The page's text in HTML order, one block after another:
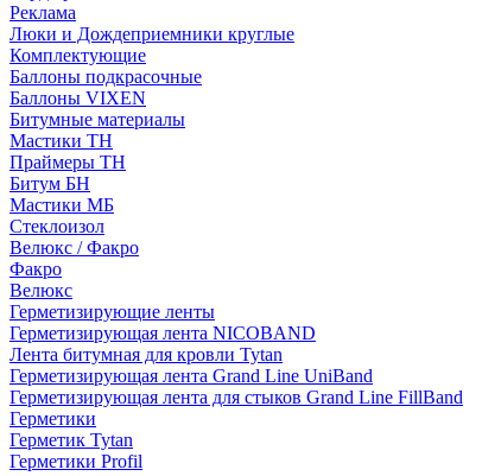
Рекламa
Люки и Дождеприемники круглые
Комплектующие
Баллоны подкрасочные
Баллоны VIXEN
Битумные материалы
Мастики ТН
Праймеры ТН
Битум БН
Мастики МБ
Стеклоизол
Велюкс / Факро
Факро
Велюкс
Герметизирующие ленты
Герметизирующая лента NICOBAND
Лента битумная для кровли Tytan
Герметизирующая лента Grand Line UniBand
Герметизирующая лента для стыков Grand Line FillBand
Герметики
Герметик Tytan
Герметики Profil